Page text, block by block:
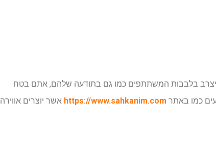
בלבבות המשתתפים כמו גם בתודעה שלהם, אתם בטח
כמו באתר https://www.sahkanim.com אשר יוצרים אווירה